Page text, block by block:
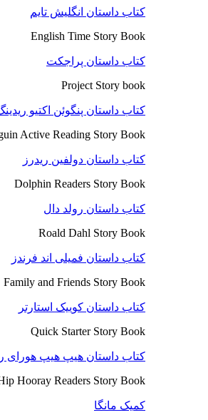
کتاب داستان انگلیش تایم
English Time Story Book
کتاب داستان پراجکت
Project Story book
کتاب داستان پنگوئن اکتیو
Active Reading Story Book
کتاب داستان دولفین ریدرز
Dolphin Readers Story Book
کتاب داستان رولد دال
Roald Dahl Story Book
کتاب داستان فمیلی اند فرندز
Family and Friends Story Book
کتاب داستان کوییک استارتر
Quick Starter Story Book
کتاب داستان هیپ هیپ هورای
Hooray Readers Story Book
کمیک مانگا